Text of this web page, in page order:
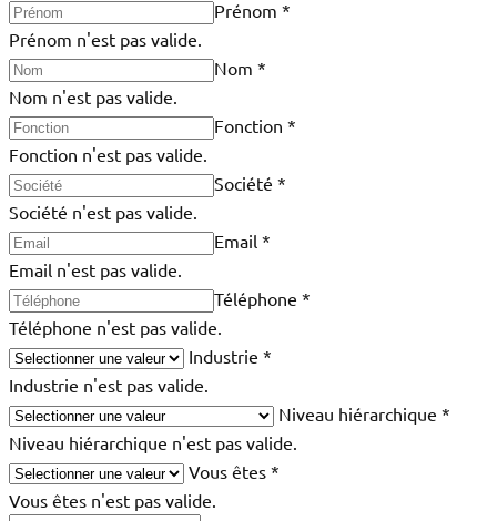
Prénom *
Prénom n'est pas valide.
Nom *
Nom n'est pas valide.
Fonction *
Fonction n'est pas valide.
Société *
Société n'est pas valide.
Email *
Email n'est pas valide.
Téléphone *
Téléphone n'est pas valide.
Industrie *
Industrie n'est pas valide.
Niveau hiérarchique *
Niveau hiérarchique n'est pas valide.
Vous êtes *
Vous êtes n'est pas valide.